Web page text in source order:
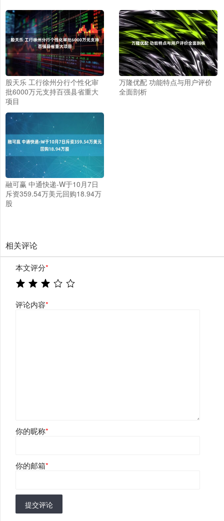
股天乐 工行徐州分行个性化审
批6000万元支持百强县省重大
项目
万隆优配 功能特点与用户评价
全面剖析
融可赢 中通快递-W于10月7日
斥资359.54万美元回购18.94万
股
相关评论
本文评分*
评论内容*
你的昵称*
你的邮箱*
提交评论